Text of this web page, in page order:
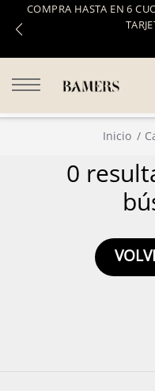
COMPRA HASTA EN 6
Inicio
0